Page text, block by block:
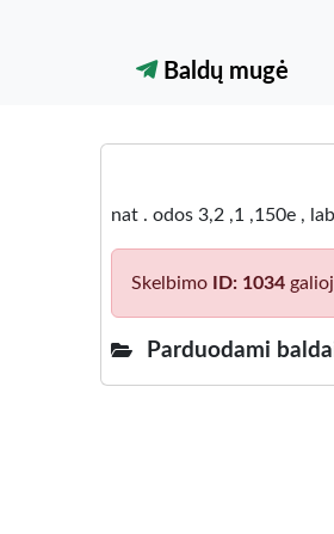
Baldų mugė
nat . odos 3,2 ,1 ,150e ,
Skelbimo ID: 1034
Parduodami